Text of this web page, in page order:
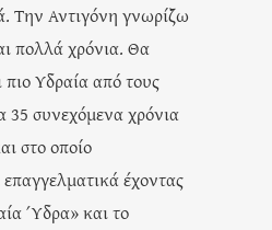
Την Αντιγόνη γνωρίζω
πολλά χρόνια. Θα
Υδραία από τους
35 συνεχόμενα χρόνια
στο οποίο
επαγγελματικά έχοντας
Ύδρα» και το